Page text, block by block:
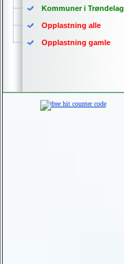
Kommuner i Trøndelag
Opplastning alle
Opplastning gamle